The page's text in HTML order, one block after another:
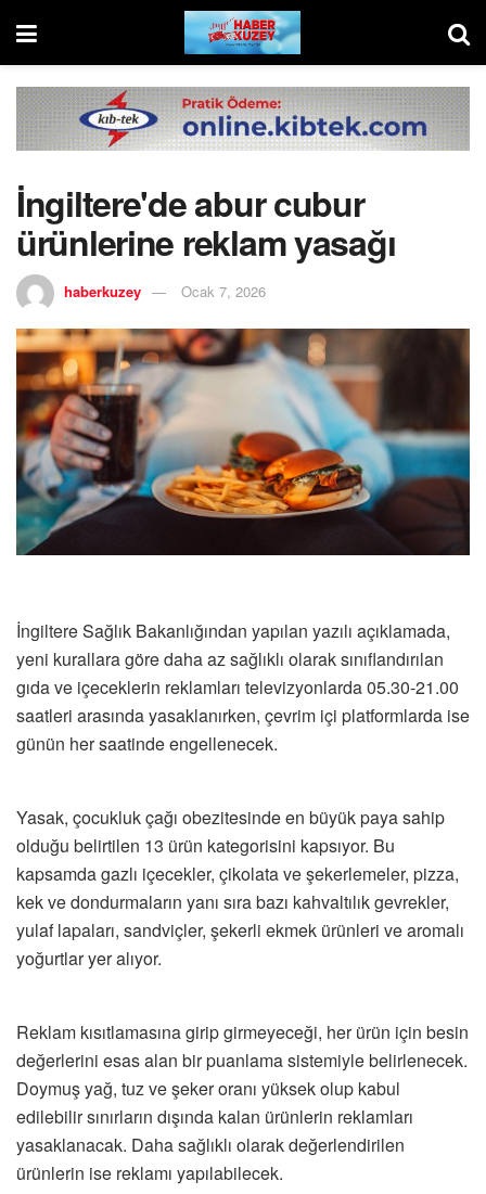
İngiltere'de abur cubur
ürünlerine reklam yasağı
haberkuzey Ocak 7, 2026
İngiltere Sağlık Bakanlığından yapılan yazılı açıklamada,
yeni kurallara göre daha az sağlıklı olarak sınıflandırılan
gıda ve içeceklerin reklamları televizyonlarda 05.30-21.00
saatleri arasında yasaklanırken, çevrim içi platformlarda ise
günün her saatinde engellenecek.
Yasak, çocukluk çağı obezitesinde en büyük paya sahip
olduğu belirtilen 13 ürün kategorisini kapsıyor. Bu
kapsamda gazlı içecekler, çikolata ve şekerlemeler, pizza,
kek ve dondurmaların yanı sıra bazı kahvaltılık gevrekler,
yulaf lapaları, sandviçler, şekerli ekmek ürünleri ve aromalı
yoğurtlar yer alıyor.
Reklam kısıtlamasına girip girmeyeceği, her ürün için besin
değerlerini esas alan bir puanlama sistemiyle belirlenecek.
Doymuş yağ, tuz ve şeker oranı yüksek olup kabul
edilebilir sınırların dışında kalan ürünlerin reklamları
yasaklanacak. Daha sağlıklı olarak değerlendirilen
ürünlerin ise reklamı yapılabilecek.